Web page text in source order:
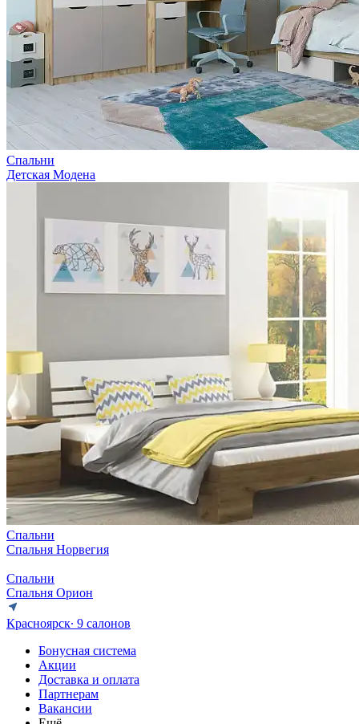
Спальни
Детская Модена
Спальни
Спальня Норвегия
Спальни
Спальня Орион
Красноярск∙ 9 салонов
Бонусная система
Акции
Доставка и оплата
Партнерам
Вакансии